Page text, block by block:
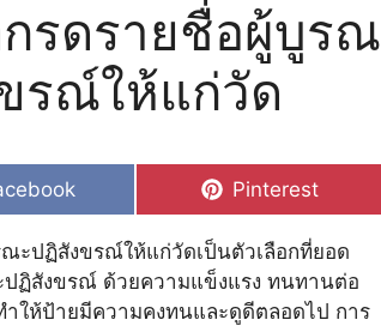
รดรายชื่อผู้บูรณ
รณ์ให้แก่วัด
Share
Pinterest
ะปฏิสังขรณ์ให้แก่วัดเป็นตัวเลือกที่ยอด
ฏิสังขรณ์ ด้วยความแข็งแรง ทนทานต่อ
ให้ป้ายมีความคงทนและดูดีตลอดไป การ